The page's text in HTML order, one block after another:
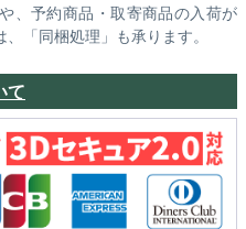
、予約商品・取寄商品の入荷が
「同梱処理」も承ります。
て